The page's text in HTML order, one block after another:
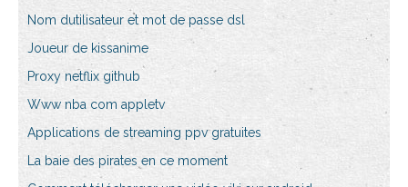
Nom dutilisateur et mot de passe dsl
Joueur de kissanime
Proxy netflix github
Www nba com appletv
Applications de streaming ppv gratuites
La baie des pirates en ce moment